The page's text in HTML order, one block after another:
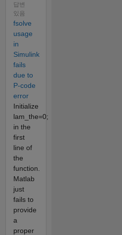
답변
있음
fsolve
usage
in
Simulink
fails
due to
P-code
error
Initialize
lam_the=0;
in the
first
line of
the
function.
Matlab
just
fails to
provide
a
proper